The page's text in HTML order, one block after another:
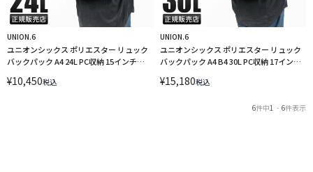
UNION.6
ユニオンシックス ポリエスター リュック
バックパック A4 24L PC収納 15インチ
¥10,450税込
UNION.6
ユニオンシックス ポリエスター リュック
バックパック A4 B4 30L PC収納 17インチ
LINECPN
¥15,180税込
6件中1 - 6件表示